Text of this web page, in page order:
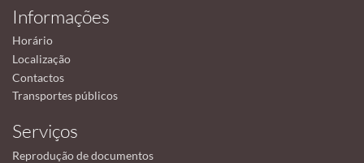
Informações
Horário
Localização
Contactos
Transportes públicos
Serviços
Reprodução de documentos